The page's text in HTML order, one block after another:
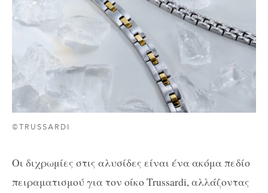
©TRUSSARDI
Οι διχρωμίες στις αλυσίδες είναι ένα ακόμα πεδίο
πειραματισμού για τον οίκο Trussardi, αλλάζοντας